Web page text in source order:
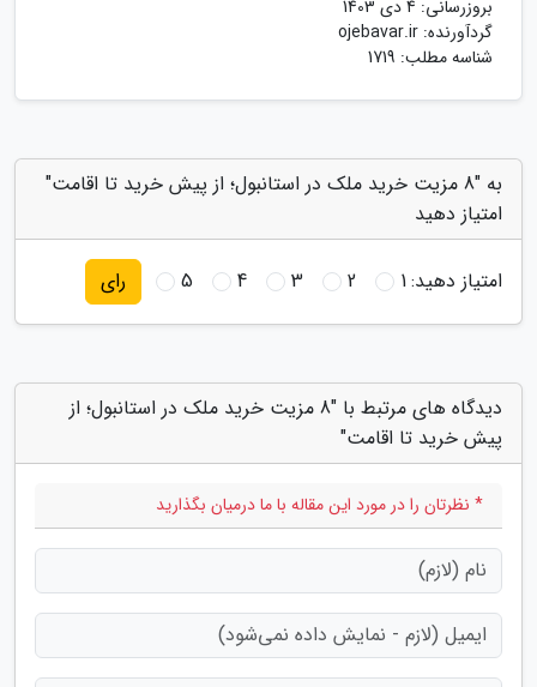
بروزرسانی: 4 دی 1403
گردآورنده: ojebavar.ir
شناسه مطلب: 1719
به "8 مزیت خرید ملک در استانبول؛ از پیش خرید تا اقامت"
امتیاز دهید
امتیاز دهید:1
2
3
4
5 رای
دیدگاه های مرتبط با "8 مزیت خرید ملک در استانبول؛ از
پیش خرید تا اقامت"
* نظرتان را در مورد این مقاله با ما درمیان بگذارید